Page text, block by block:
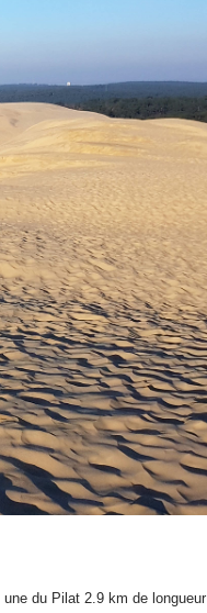
une du Pilat 2.9 km de longueur